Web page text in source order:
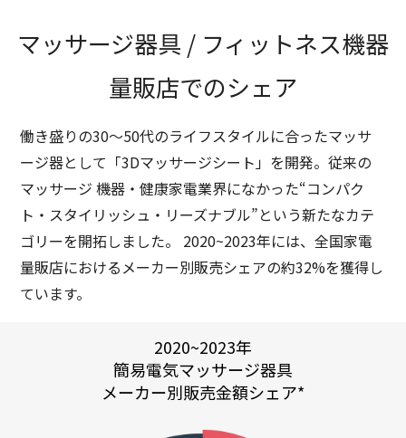
マッサージ器具 / フィットネス機器
量販店でのシェア
働き盛りの30～50代のライフスタイルに合ったマッサ
ージ器として「3Dマッサージシート」を開発。従来の
マッサージ 機器・健康家電業界になかった“コンパク
ト・スタイリッシュ・リーズナブル”という新たなカテ
ゴリーを開拓しました。
2020~2023年には、全国家電
量販店におけるメーカー別販売シェアの約32%を獲得し
ています。
2020~2023年
簡易電気マッサージ器具
メーカー別販売金額シェア*